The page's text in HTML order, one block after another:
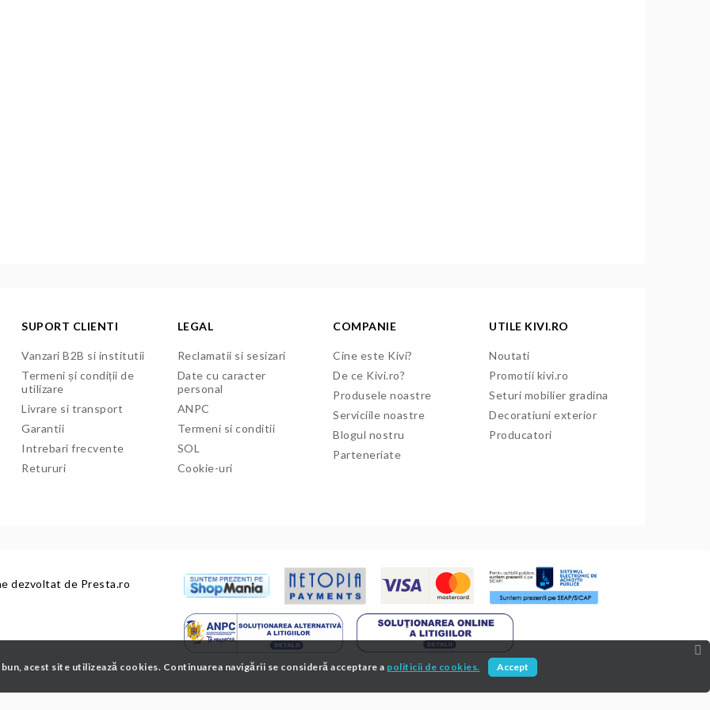
SUPORT CLIENTI
Vanzari B2B si institutii
Termeni și condiții de
utilizare
Livrare si transport
Garantii
Intrebari frecvente
Retururi
LEGAL
Reclamatii si sesizari
Date cu caracter
personal
ANPC
Termeni si conditii
SOL
Cookie-uri
COMPANIE
Cine este Kivi?
De ce Kivi.ro?
Produsele noastre
Serviciile noastre
Blogul nostru
Parteneriate
UTILE KIVI.RO
Noutati
Promotii kivi.ro
Seturi mobilier gradina
Decoratiuni exterior
Producatori
dezvoltat de Presta.ro
acest site utilizează cookies. Continuarea navigării se consideră acceptare a politicii de cookies. Accept